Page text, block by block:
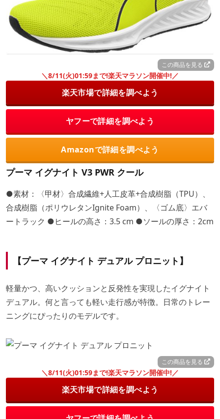
この商品を見る
＼8/11(火)01:59まで!楽天マラソン開催中!／
楽天市場で詳細を調べよう
ヤフーで詳細を調べよう
Amazonで詳細を調べよう
プーマ イグナイト V3 PWR クール
●素材：〈甲材〉合成繊維+人工皮革+合成樹脂（TPU）、
合成樹脂（ポリウレタンIgnite Foam）、〈ゴム底〉エバ
ートラック ●ヒールの高さ：3.5 cm ●ソールの厚さ：2cm
【プーマ イグナイト デュアル プロニット】
軽量かつ、高いクッションと反発性を実現したイグナイト
デュアル。何と言っても軽い走行感が特徴。日常のトレー
ニングにぴったりのモデルです。
この商品を見る
＼8/11(火)01:59まで!楽天マラソン開催中!／
楽天市場で詳細を調べよう